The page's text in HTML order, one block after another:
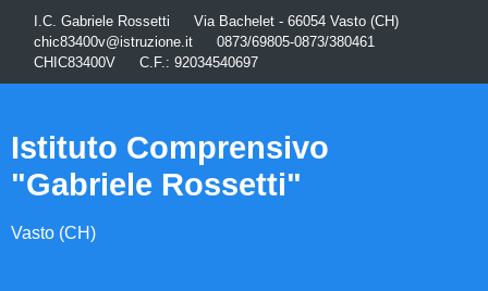
I.C. Gabriele Rossetti
Via Bachelet - 66054 Vasto (CH)
chic83400v@istruzione.it
0873/69805-0873/380461
CHIC83400V
C.F.: 92034540697
Istituto Comprensivo
"Gabriele Rossetti"
Vasto (CH)